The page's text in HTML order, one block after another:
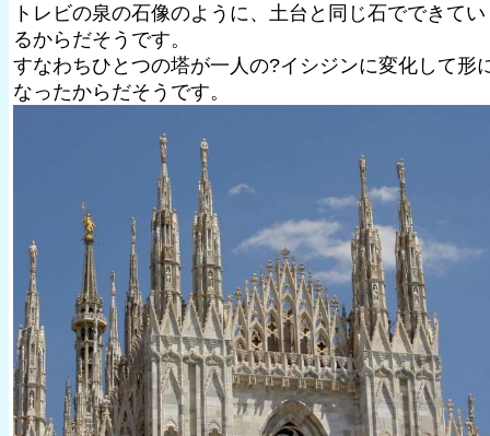
トレビの泉の石像のように、土台と同じ石でできてい
るからだそうです。
すなわちひとつの塔が一人の?イシジンに変化して形
なったからだそうです。